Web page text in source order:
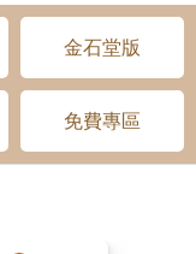
金石堂版
免費專區